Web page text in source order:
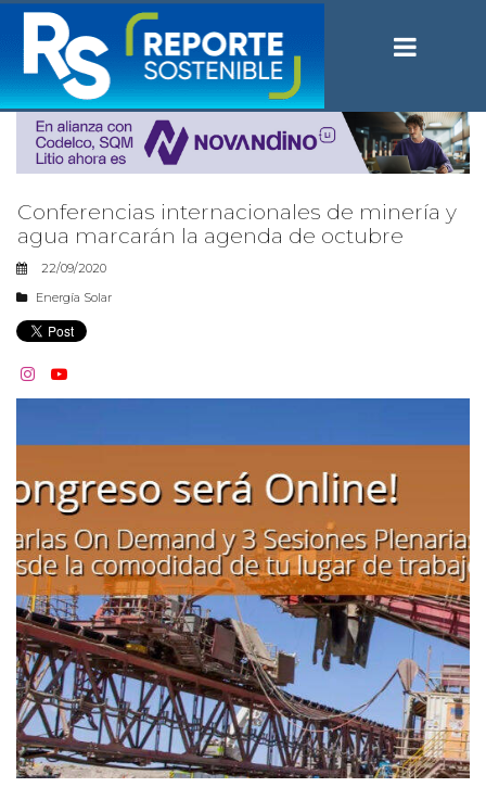
Conferencias internacionales de minería y
agua marcarán la agenda de octubre
22/09/2020
Energía Solar
 